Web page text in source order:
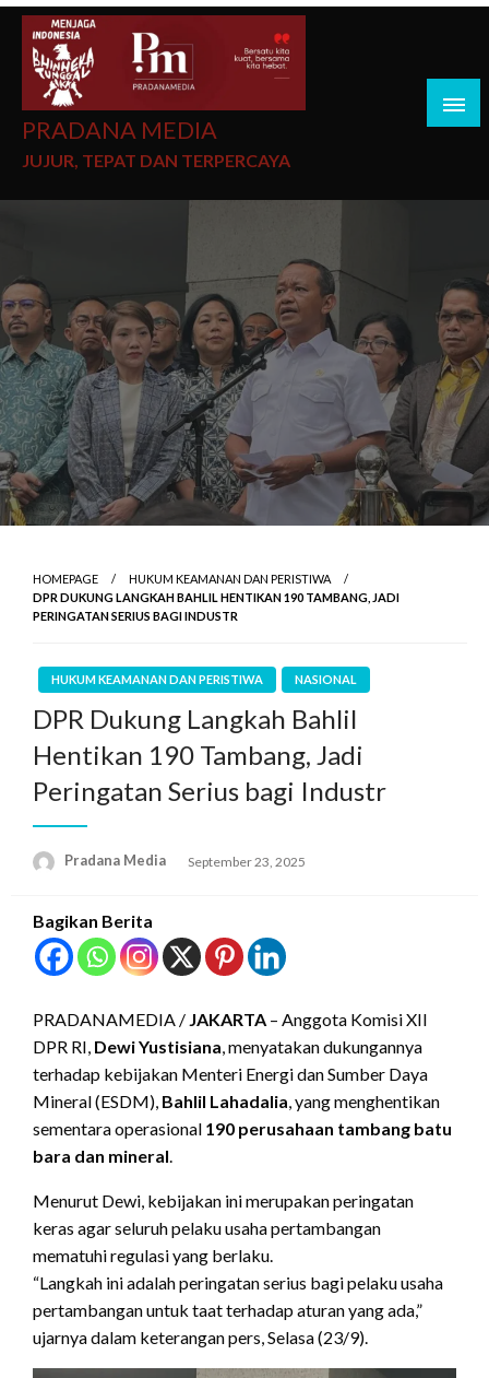
PRADANA MEDIA
JUJUR, TEPAT DAN TERPERCAYA
HOMEPAGE
HUKUM KEAMANAN DAN PERISTIWA
DPR DUKUNG LANGKAH BAHLIL HENTIKAN 190 TAMBANG, JADI
PERINGATAN SERIUS BAGI INDUSTR
HUKUM KEAMANAN DAN PERISTIWA NASIONAL
DPR Dukung Langkah Bahlil
Hentikan 190 Tambang, Jadi
Peringatan Serius bagi Industr
Pradana Media September 23, 2025
Bagikan Berita
PRADANAMEDIA / JAKARTA – Anggota Komisi XII
DPR RI, Dewi Yustisiana, menyatakan dukungannya
terhadap kebijakan Menteri Energi dan Sumber Daya
Mineral (ESDM), Bahlil Lahadalia, yang menghentikan
sementara operasional 190 perusahaan tambang batu
bara dan mineral.
Menurut Dewi, kebijakan ini merupakan peringatan
keras agar seluruh pelaku usaha pertambangan
mematuhi regulasi yang berlaku.
“Langkah ini adalah peringatan serius bagi pelaku usaha
pertambangan untuk taat terhadap aturan yang ada,”
ujarnya dalam keterangan pers, Selasa (23/9).